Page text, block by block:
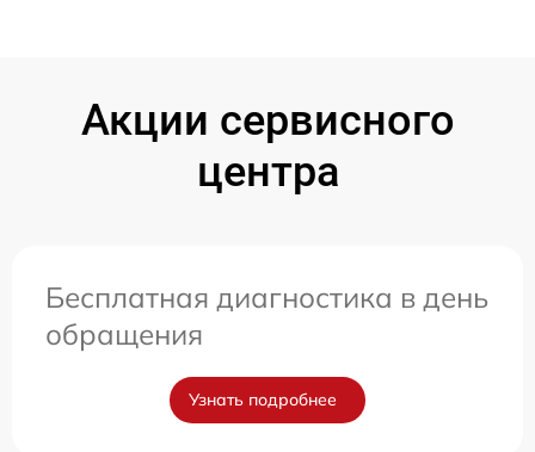
Акции сервисного
центра
Бесплатная диагностика в день
обращения
Узнать подробнее